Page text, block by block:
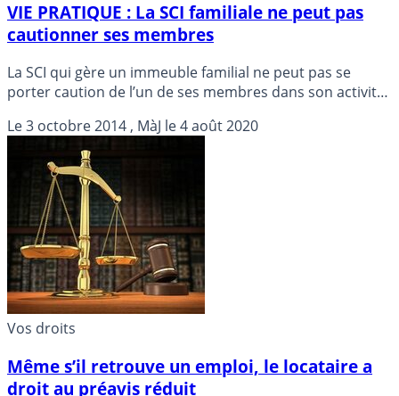
VIE PRATIQUE : La SCI familiale ne peut pas
cautionner ses membres
La SCI qui gère un immeuble familial ne peut pas se
porter caution de l’un de ses membres dans son activité
Le3 octobre 2014 , MàJ le4 août 2020
Vos droits
Même s’il retrouve un emploi, le locataire a
droit au préavis réduit